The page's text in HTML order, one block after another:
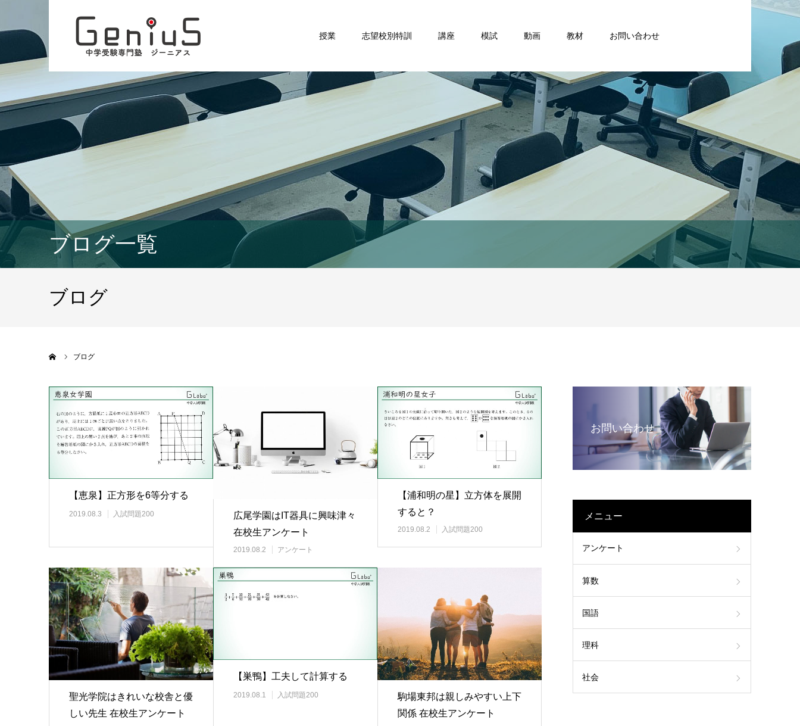
授業 志望校別特訓 講座 模試 動画 教材 お問い合わせ
ブログ一覧
ブログ
ブログ
【恵泉】正方形を6等分する
2019.08.3 入試問題200
広尾学園はIT器具に興味津々
在校生アンケート
2019.08.2 アンケート
【浦和明の星】立方体を展開
すると？
2019.08.2 入試問題200
聖光学院はきれいな校舎と優
しい先生 在校生アンケート
【巣鴨】工夫して計算する
2019.08.1 入試問題200
駒場東邦は親しみやすい上下
関係 在校生アンケート
お問い合わせ
メニュー
アンケート
算数
国語
理科
社会